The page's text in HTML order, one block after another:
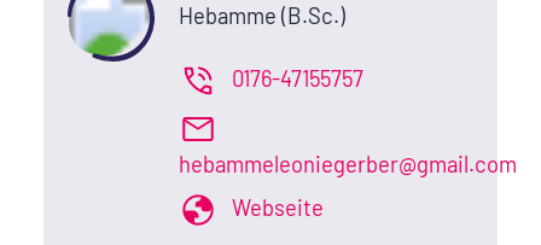
Hebamme (B.Sc.)
0176-47155757
hebammeleoniegerber@gmail.com
Webseite